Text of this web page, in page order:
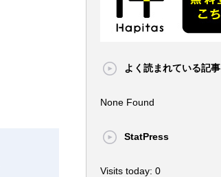
よく読まれている記事
None Found
StatPress
Visits today: 0